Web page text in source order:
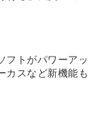
フトがパワーアッ
カスなど新機能も